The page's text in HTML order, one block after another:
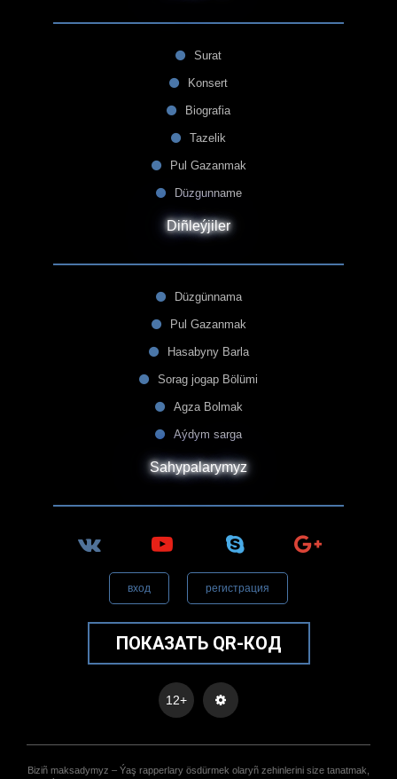
Surat
Konsert
Biografia
Tazelik
Pul Gazanmak
Düzgunname
Diñleýjiler
Düzgünnama
Pul Gazanmak
Hasabyny Barla
Sorag jogap Bölümi
Agza Bolmak
Aýdym sarga
Sahypalarymyz
вход регистрация
ПОКАЗАТЬ QR-КОД
12+
Biziñ maksadymyz – Ýaş rapperlary ösdürmek olaryñ zehinlerini size tanatmak,